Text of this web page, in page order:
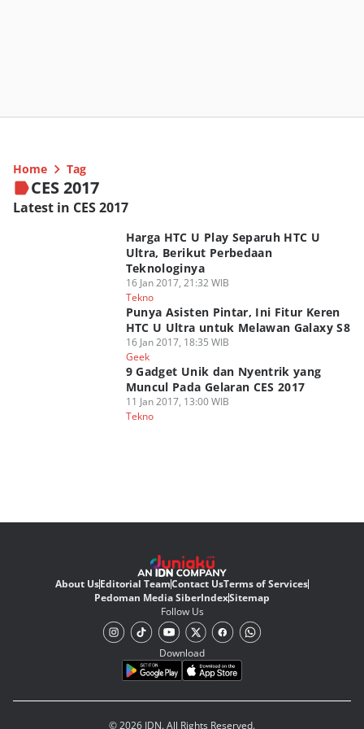
Home Tag
CES 2017
Latest in CES 2017
Harga HTC U Play Separuh HTC U
Ultra, Berikut Perbedaan
Teknologinya
16 Jan 2017, 21:32 WIB
Tekno
Punya Asisten Pintar, Ini Fitur Keren
HTC U Ultra untuk Melawan Galaxy S8
16 Jan 2017, 18:35 WIB
Geek
9 Gadget Unik dan Nyentrik yang
Muncul Pada Gelaran CES 2017
11 Jan 2017, 13:00 WIB
Tekno
About UsEditorial TeamContact UsTerms of Services
Pedoman Media SiberIndexSitemap
Follow Us
Download
© 2026 IDN. All Rights Reserved.